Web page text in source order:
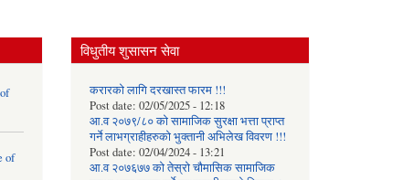
of
विधुतीय शुसासन सेवा
करारको लागि दरखास्त फारम !!!
Post date: 02/05/2025 - 12:18
आ.व २०७९/८० को सामाजिक सुरक्षा भत्ता प्राप्त
गर्ने लाभग्राहीहरुको भुक्तानी अभिलेख विवरण !!!
Post date: 02/04/2024 - 13:21
आ.व २०७६७७ को तेस्रो चौमासिक सामाजिक